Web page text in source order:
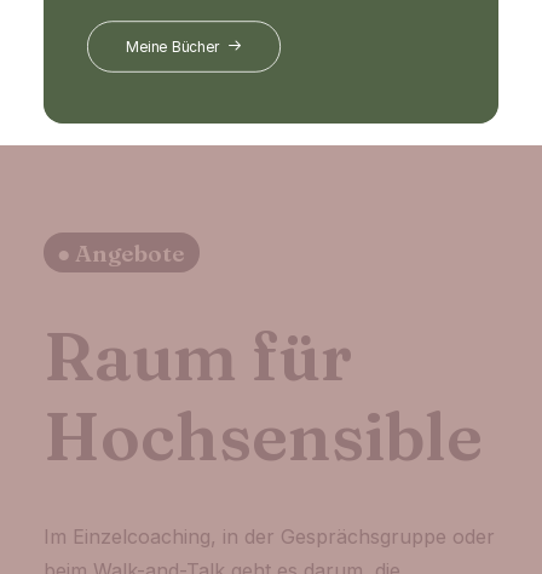
Meine Bücher
● Angebote
Raum für
Hochsensible
Im Einzelcoaching, in der Gesprächsgruppe oder